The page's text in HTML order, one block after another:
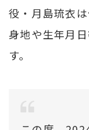
役・月島琉衣
身地や生年月
す。